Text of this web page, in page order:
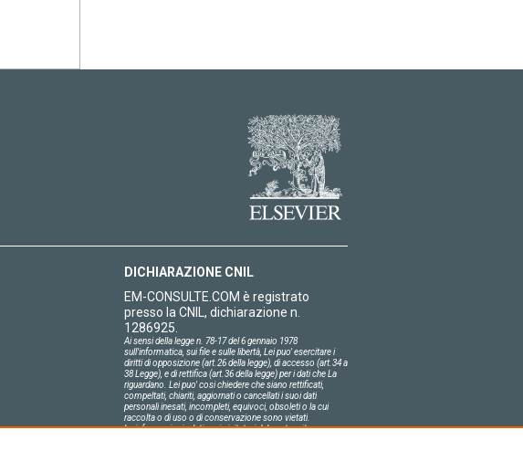
DICHIARAZIONE CNIL
EM-CONSULTE.COM è registrato
presso la CNIL, dichiarazione n.
1286925.
Ai sensi della legge n. 78-17 del 6 gennaio 1978
sull'informatica, sui file e sulle libertà, Lei puo' esercitare i
diritti di opposizione (art.26 della legge), di accesso (art.34 a
38 Legge), e di rettifica (art.36 della legge) per i dati che La
riguardano. Lei puo' cosi chiedere che siano rettificati,
compeltati, chiariti, aggiornati o cancellati i suoi dati
personali inesati, incompleti, equivoci, obsoleti o la cui
raccolta o di uso o di conservazione sono vietati.
Le informazioni relative ai visitatori del nostro sito,